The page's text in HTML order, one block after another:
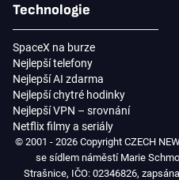
Technologie
SpaceX na burze
Nejlepší telefony
Nejlepší AI zdarma
Nejlepší chytré hodinky
Nejlepší VPN – srovnání
Netflix filmy a seriály
© 2001 - 2026 Copyright CZECH
se sídlem náměstí Marie
Strašnice, IČO: 02346826,